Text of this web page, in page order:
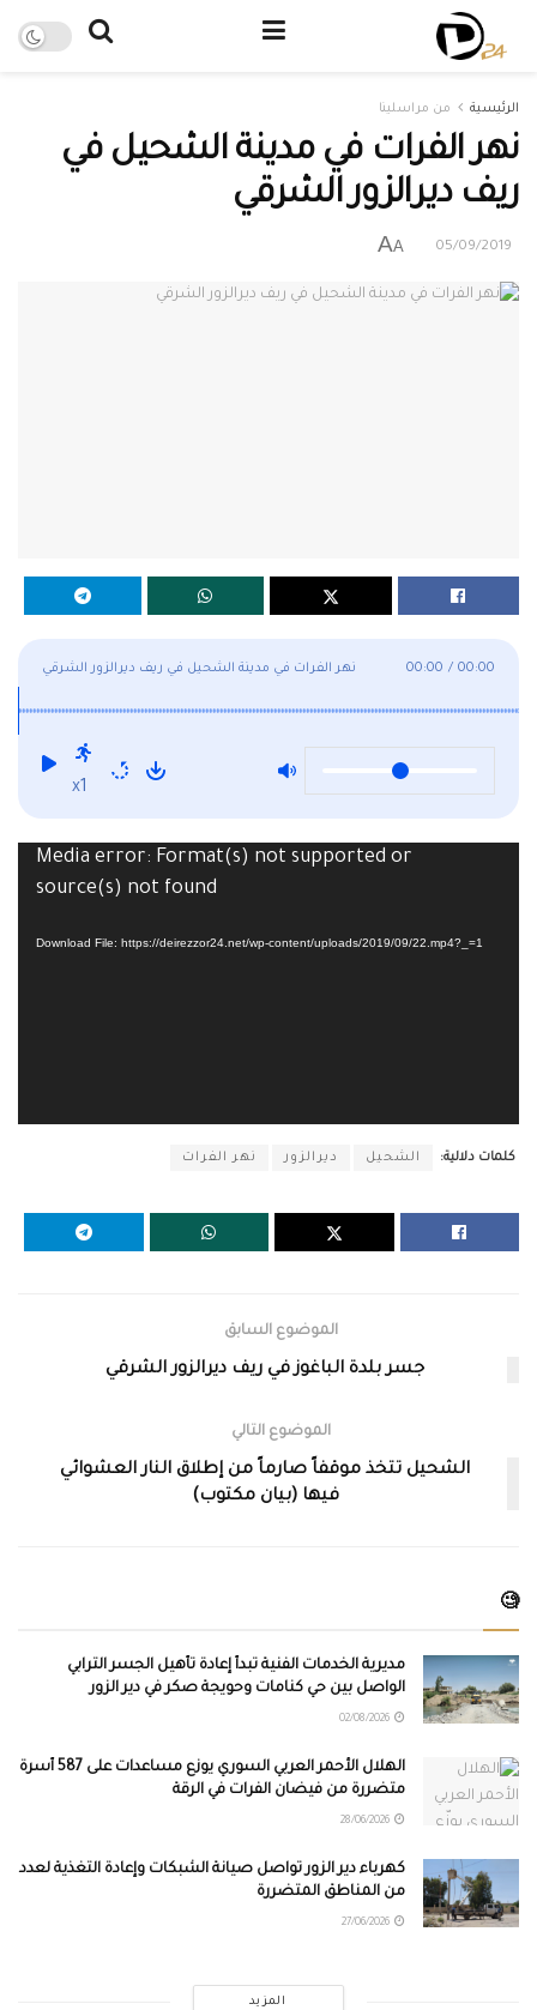
الرئيسية من مراسلينا
نهر الفرات في مدينة الشحيل في
ريف ديرالزور الشرقي
05/09/2019
A
A
نهر الفرات في مدينة الشحيل في ريف ديرالزور الشرقي 00:00 / 00:00
x1
Media error: Format(s) not supported or
source(s) not found
Download File: https://deirezzor24.net/wp-content/uploads/2019/09/22.mp4?_=1
كلمات دلالية: الشحيل ديرالزور نهر الفرات
الموضوع السابق
جسر بلدة الباغوز في ريف ديرالزور الشرقي
الموضوع التالي
الشحيل تتخذ موقفاً صارماً من إطلاق النار العشوائي
فيها (بيان مكتوب)
🧐
مديرية الخدمات الفنية تبدأ إعادة تأهيل الجسر الترابي
الواصل بين حي كنامات وحويجة صكر في دير الزور
الهلال الأحمر العربي السوري يوزّع مساعدات على 587 أسرة
متضررة من فيضان الفرات في الرقة
كهرباء دير الزور تواصل صيانة الشبكات وإعادة التغذية لعدد
من المناطق المتضررة
المزيد